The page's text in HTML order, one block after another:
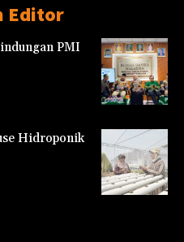
Editor
PMI
Hidroponik